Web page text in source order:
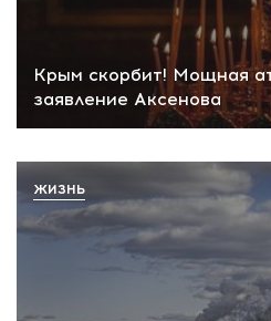
Крым скорбит! Мощная
заявление Аксенова
ЖИЗНЬ